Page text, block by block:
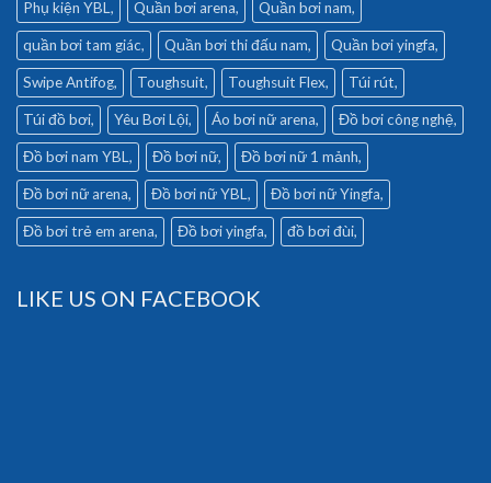
Phụ kiện YBL Quần bơi arena Quần bơi nam
quần bơi tam giác Quần bơi thi đấu nam Quần bơi yingfa
Swipe Antifog Toughsuit Toughsuit Flex Túi rút
Túi đồ bơi Yêu Bơi Lội Áo bơi nữ arena Đồ bơi công nghệ
Đồ bơi nam YBL Đồ bơi nữ Đồ bơi nữ 1 mảnh
Đồ bơi nữ arena Đồ bơi nữ YBL Đồ bơi nữ Yingfa
Đồ bơi trẻ em arena Đồ bơi yingfa đồ bơi đùi
LIKE US ON FACEBOOK